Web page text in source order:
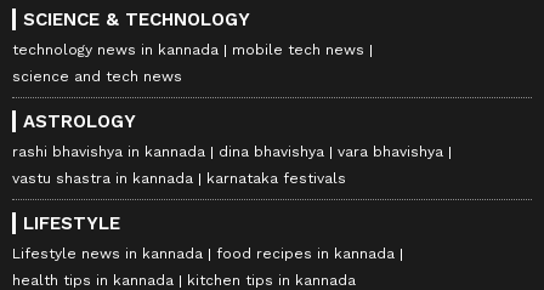
SCIENCE & TECHNOLOGY
technology news in kannada
mobile tech news
science and tech news
ASTROLOGY
rashi bhavishya in kannada dina bhavishya
vara bhavishya
vastu shastra in kannada
karnataka festivals
LIFESTYLE
Lifestyle news in kannada
food recipes in kannada
health tips in kannada
kitchen tips in kannada